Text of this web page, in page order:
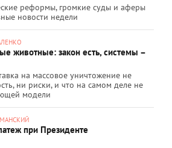
реформы, громкие суды и аферы
новости недели
животные: закон есть, системы –
на массовое уничтожение не
ни риски, и что на самом деле не
модели
при Президенте